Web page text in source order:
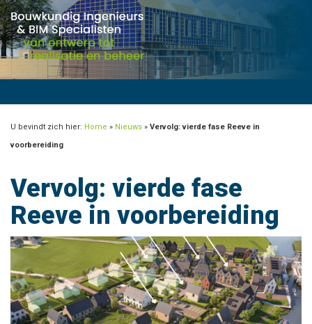
U bevindt zich hier: Home » Nieuws » Vervolg: vierde fase Reeve in
voorbereiding
Vervolg: vierde fase
Reeve in voorbereiding